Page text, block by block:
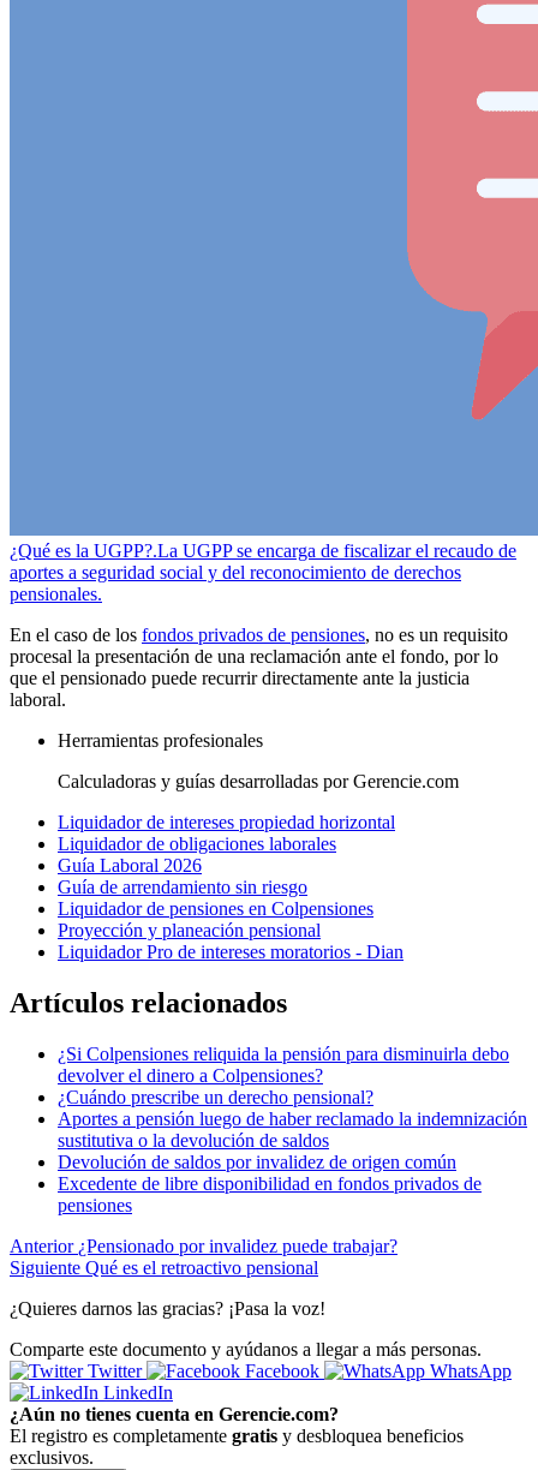
¿Qué es la UGPP?.La UGPP se encarga de fiscalizar el recaudo de
aportes a seguridad social y del reconocimiento de derechos
pensionales.
En el caso de los fondos privados de pensiones, no es un requisito
procesal la presentación de una reclamación ante el fondo, por lo
que el pensionado puede recurrir directamente ante la justicia
laboral.
Herramientas profesionales
Calculadoras y guías desarrolladas por Gerencie.com
Liquidador de intereses propiedad horizontal
Liquidador de obligaciones laborales
Guía Laboral 2026
Guía de arrendamiento sin riesgo
Liquidador de pensiones en Colpensiones
Proyección y planeación pensional
Liquidador Pro de intereses moratorios - Dian
Artículos relacionados
¿Si Colpensiones reliquida la pensión para disminuirla debo
devolver el dinero a Colpensiones?
¿Cuándo prescribe un derecho pensional?
Aportes a pensión luego de haber reclamado la indemnización
sustitutiva o la devolución de saldos
Devolución de saldos por invalidez de origen común
Excedente de libre disponibilidad en fondos privados de
pensiones
Anterior ¿Pensionado por invalidez puede trabajar?
Siguiente Qué es el retroactivo pensional
¿Quieres darnos las gracias? ¡Pasa la voz!
Comparte este documento y ayúdanos a llegar a más personas.
Twitter
Facebook
WhatsApp
LinkedIn
¿Aún no tienes cuenta en Gerencie.com?
El registro es completamente gratis y desbloquea beneficios
exclusivos.